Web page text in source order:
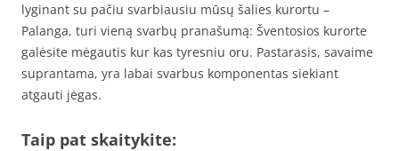
lyginant su pačiu svarbiausiu mūsų šalies kurortu –
Palanga, turi vieną svarbų pranašumą: Šventosios kurorte
galėsite mėgautis kur kas tyresniu oru. Pastarasis, savaime
suprantama, yra labai svarbus komponentas siekiant
atgauti jėgas.
Taip pat skaitykite: